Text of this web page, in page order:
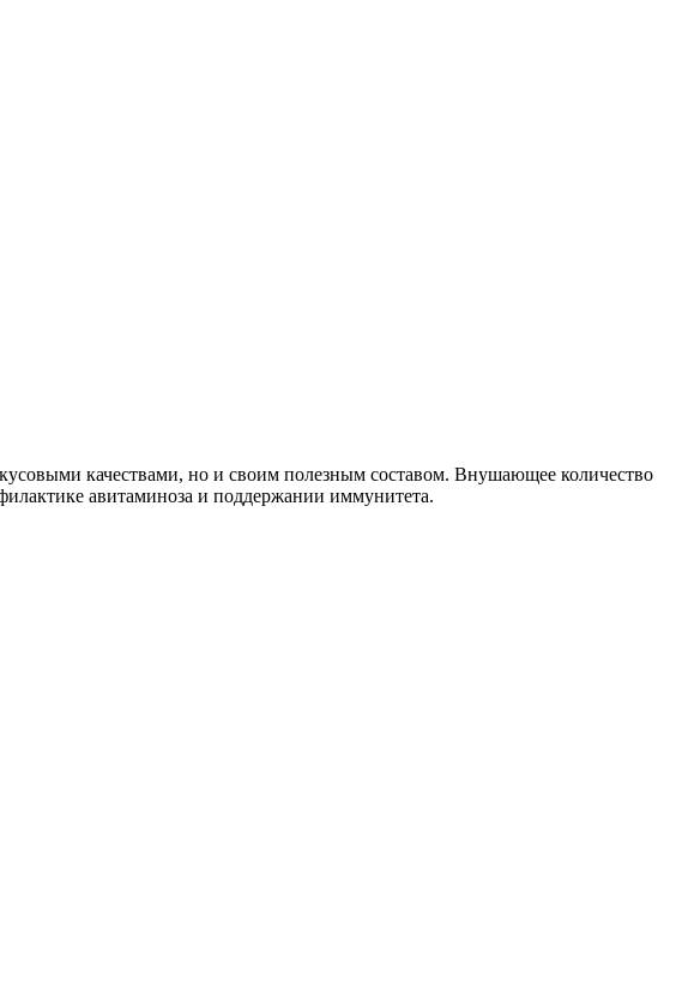
качествами, но и своим полезным составом. Внушающее количество
авитаминоза и поддержании иммунитета.